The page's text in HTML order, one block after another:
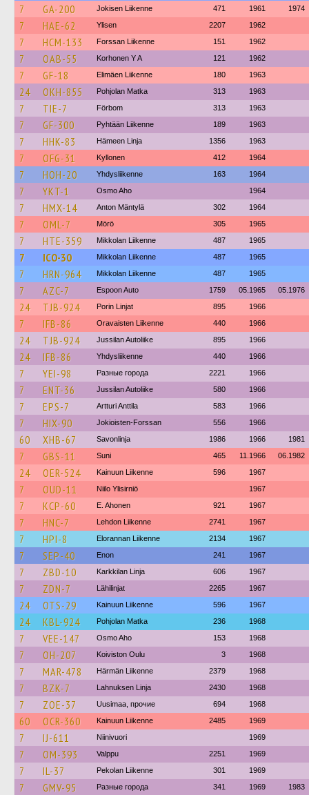
7 GA-200 Jokisen Liikenne 471 1961 1974
7 HAE-62 Ylisen 2207 1962
7 HCM-133 Forssan Liikenne 151 1962
7 OAB-55 Korhonen Y A 121 1962
7 GF-18 Elimäen Liikenne 180 1963
24 OKH-855 Pohjolan Matka 313 1963
7 TIE-7 Förbom 313 1963
7 GF-300 Pyhtään Liikenne 189 1963
7 HHK-83 Hämeen Linja 1356 1963
7 OFG-31 Kyllonen 412 1964
7 HOH-20 Yhdysliikenne 163 1964
7 YKT-1 Osmo Aho 1964
7 HMX-14 Anton Mäntylä 302 1964
7 OML-7 Mörö 305 1965
7 HTE-359 Mikkolan Liikenne 487 1965
7 ICO-30 Mikkolan Liikenne 487 1965
7 HRN-964 Mikkolan Liikenne 487 1965
7 AZC-7 Espoon Auto 1759 05.1965 05.1976
24 TJB-924 Porin Linjat 895 1966
7 IFB-86 Oravaisten Liikenne 440 1966
24 TJB-924 Jussilan Autoliike 895 1966
24 IFB-86 Yhdysliikenne 440 1966
7 YEI-98 Разные города 2221 1966
7 ENT-36 Jussilan Autoliike 580 1966
7 EPS-7 Artturi Anttila 583 1966
7 HIX-90 Jokioisten-Forssan 556 1966
60 XHB-67 Savonlinja 1986 1966 1981
7 GBS-11 Suni 465 11.1966 06.1982
24 OER-524 Kainuun Liikenne 596 1967
7 OUD-11 Niilo Ylisirniö 1967
7 KCP-60 E. Ahonen 921 1967
7 HNC-7 Lehdon Liikenne 2741 1967
7 HPI-8 Elorannan Liikenne 2134 1967
7 SEP-40 Enon 241 1967
7 ZBD-10 Karkkilan Linja 606 1967
7 ZDN-7 Lähilinjat 2265 1967
24 OTS-29 Kainuun Liikenne 596 1967
24 KBL-924 Pohjolan Matka 236 1968
7 VEE-147 Osmo Aho 153 1968
7 OH-207 Koiviston Oulu 3 1968
7 MAR-478 Härmän Liikenne 2379 1968
7 BZK-7 Lahnuksen Linja 2430 1968
7 ZOE-37 Uusimaa, прочие 694 1968
60 OCR-360 Kainuun Liikenne 2485 1969
7 IJ-611 Niinivuori 1969
7 OM-393 Valppu 2251 1969
7 IL-37 Pekolan Liikenne 301 1969
7 GMV-95 Разные города 341 1969 1983